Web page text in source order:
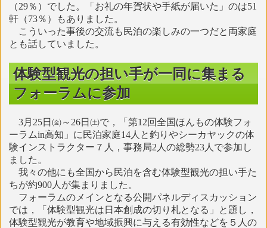
（29％）でした。「お礼の年賀状や手紙が届いた」のは51
軒（73％）もありました。
こういった事後の交流も民泊の楽しみの一つだと両家庭
とも話していました。
体験型観光の担い手が一同に集まる
フォーラムに参加
3月25日㈮～26日㈯で，「第12回全国ほんもの体験フォ
ーラムin高知」に民泊家庭14人と釣りやシーカヤックの体
験インストラクター７人，事務局2人の総勢23人で参加し
ました。
我々の他にも全国から民泊を含む体験型観光の担い手た
ちが約900人が集まりました。
フォーラムのメインとなる公開パネルディスカッション
では，「体験型観光は日本創成の切り札となる」と題し，
体験型観光が教育や地域振興に与える有効性などを５人の